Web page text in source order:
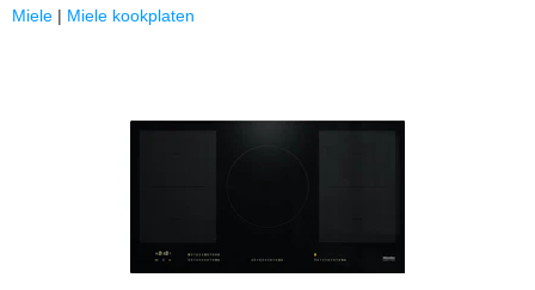
Miele | Miele kookplaten